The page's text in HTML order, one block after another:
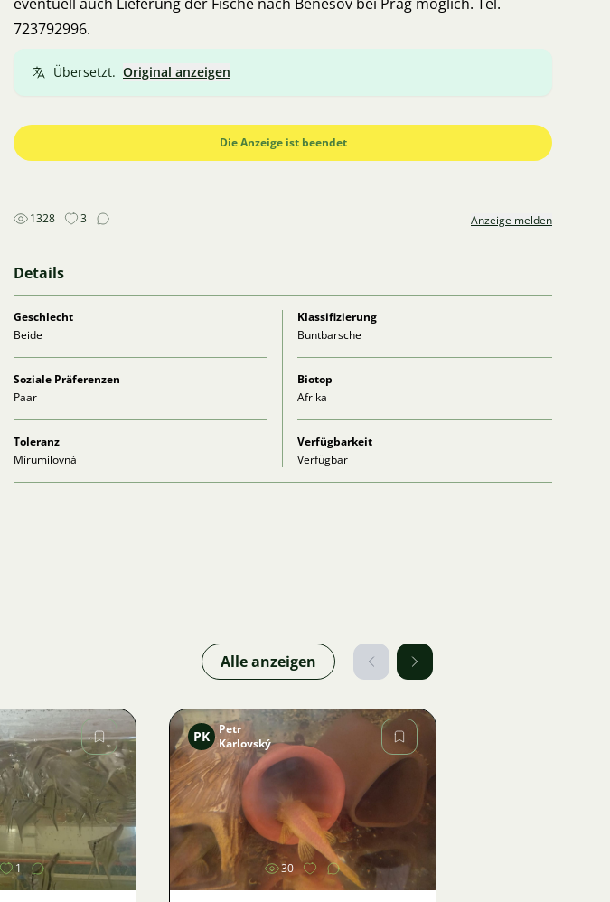
723792996.
Übersetzt. Original anzeigen
Die Anzeige ist beendet
1328 3 Anzeige melden
Details
Geschlecht
Beide
Klassifizierung
Buntbarsche
Soziale Präferenzen
Paar
Biotop
Afrika
Toleranz
Mírumilovná
Verfügbarkeit
Verfügbar
Alle anzeigen
Bild
1
Bild
PK
Petr
Karlovský
30